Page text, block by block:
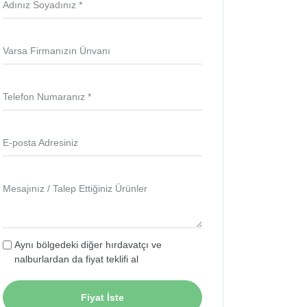
Adınız Soyadınız *
Varsa Firmanızın Ünvanı
Telefon Numaranız *
E-posta Adresiniz
Mesajınız / Talep Ettiğiniz Ürünler
Aynı bölgedeki diğer hırdavatçı ve
nalburlardan da fiyat teklifi al
Fiyat İste